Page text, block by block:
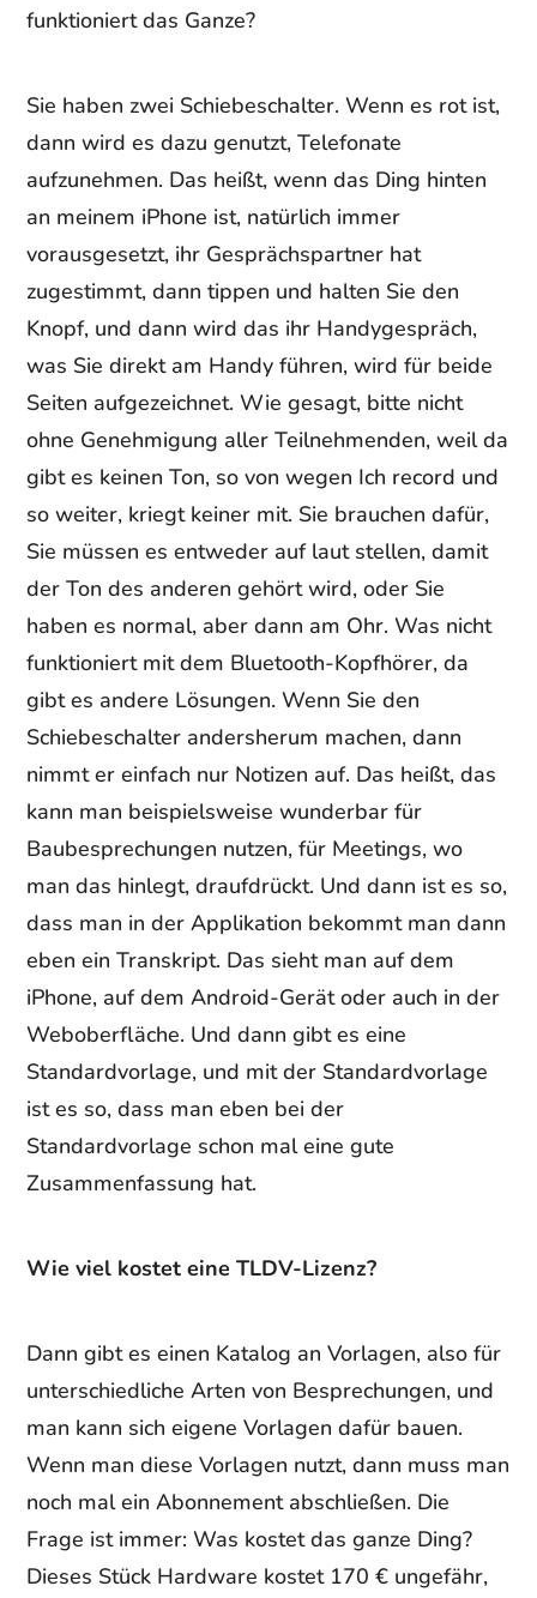
funktioniert das Ganze?
Sie haben zwei Schiebeschalter. Wenn es rot ist,
dann wird es dazu genutzt, Telefonate
aufzunehmen. Das heißt, wenn das Ding hinten
an meinem iPhone ist, natürlich immer
vorausgesetzt, ihr Gesprächspartner hat
zugestimmt, dann tippen und halten Sie den
Knopf, und dann wird das ihr Handygespräch,
was Sie direkt am Handy führen, wird für beide
Seiten aufgezeichnet. Wie gesagt, bitte nicht
ohne Genehmigung aller Teilnehmenden, weil da
gibt es keinen Ton, so von wegen Ich record und
so weiter, kriegt keiner mit. Sie brauchen dafür,
Sie müssen es entweder auf laut stellen, damit
der Ton des anderen gehört wird, oder Sie
haben es normal, aber dann am Ohr. Was nicht
funktioniert mit dem Bluetooth-Kopfhörer, da
gibt es andere Lösungen. Wenn Sie den
Schiebeschalter andersherum machen, dann
nimmt er einfach nur Notizen auf. Das heißt, das
kann man beispielsweise wunderbar für
Baubesprechungen nutzen, für Meetings, wo
man das hinlegt, draufdrückt. Und dann ist es so,
dass man in der Applikation bekommt man dann
eben ein Transkript. Das sieht man auf dem
iPhone, auf dem Android-Gerät oder auch in der
Weboberfläche. Und dann gibt es eine
Standardvorlage, und mit der Standardvorlage
ist es so, dass man eben bei der
Standardvorlage schon mal eine gute
Zusammenfassung hat.
Wie viel kostet eine TLDV-Lizenz?
Dann gibt es einen Katalog an Vorlagen, also für
unterschiedliche Arten von Besprechungen, und
man kann sich eigene Vorlagen dafür bauen.
Wenn man diese Vorlagen nutzt, dann muss man
noch mal ein Abonnement abschließen. Die
Frage ist immer: Was kostet das ganze Ding?
Dieses Stück Hardware kostet 170 € ungefähr,